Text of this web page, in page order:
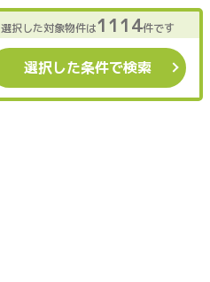
選択した対象物件は1114件です
選択した条件で検索